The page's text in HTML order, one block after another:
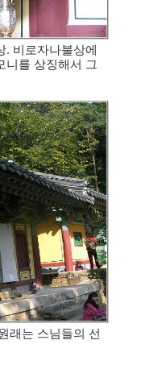
. 비로자나불상에
니를 상징해서 그
래는 스님들의 선